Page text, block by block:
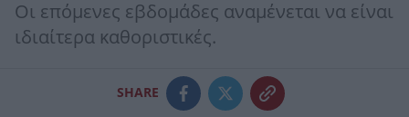
Oι επόμενες εβδομάδες αναμένεται να είναι
ιδιαίτερα καθοριστικές.
SHARE